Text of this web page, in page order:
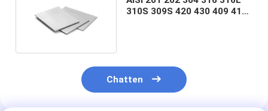
310S 309S 420 430 409 410
Chatten